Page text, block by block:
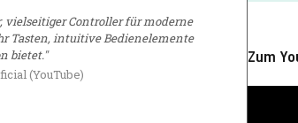
vielseitiger Controller für moderne
Tasten, intuitive Bedienelemente
bietet."
(YouTube)
Zum